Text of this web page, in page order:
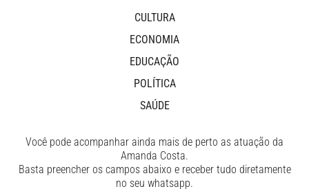
CULTURA
ECONOMIA
EDUCAÇÃO
POLÍTICA
SAÚDE
Você pode acompanhar ainda mais de perto as atuação da
Amanda Costa.
Basta preencher os campos abaixo e receber tudo diretamente
no seu whatsapp.